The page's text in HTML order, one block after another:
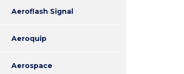
Aeroflash Signal
Aeroquip
Aerospace